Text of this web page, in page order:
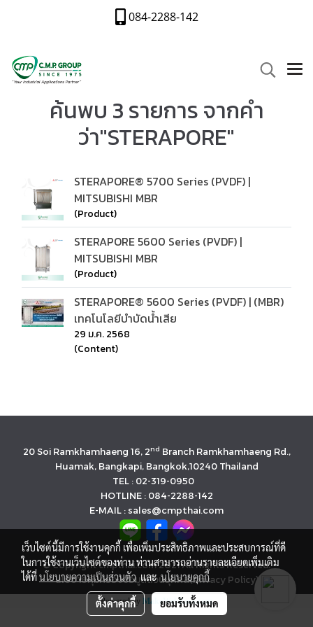
084-2288-142
ค้นพบ 3 รายการ จากคำ
ว่า"STERAPORE"
STERAPORE® 5700 Series (PVDF) |
MITSUBISHI MBR
(Product)
STERAPORE 5600 Series (PVDF) |
MITSUBISHI MBR
(Product)
STERAPORE® 5600 Series (PVDF) | (MBR)
เทคโนโลยีบำบัดน้ำเสีย
29 ม.ค. 2568
(Content)
20 Soi Ramkhamhaeng 16, 2nd Branch Ramkhamhaeng Rd.,
Huamak, Bangkapi, Bangkok,10240 Thailand
TEL : 02-319-0950
HOTLINE : 084-2288-142
E-MAIL : sales@cmpthai.com
© Copyright cmpthai.com 2021 All Rights Reserved.
นโยบายคุ้มครองข้อมูลส่วนบุคคล(Privacy Policy)
Powered by MakeWebEasy.com
เว็บไซต์นี้มีการใช้งานคุกกี้ เพื่อเพิ่มประสิทธิภาพและประสบการณ์ที่ดี
ในการใช้งานเว็บไซต์ของท่าน ท่านสามารถอ่านรายละเอียดเพิ่มเติม
ได้ที่นโยบายความเป็นส่วนตัวและนโยบายคุกกี้
ตั้งค่าคุกกี้ ยอมรับทั้งหมด